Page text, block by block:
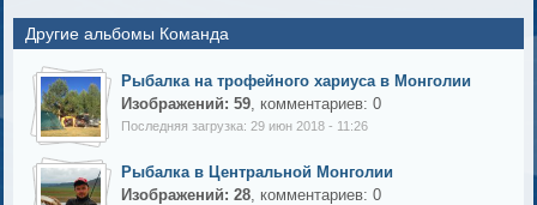
Другие альбомы Команда
Рыбалка на трофейного хариуса в Монголии
Изображений: 59, комментариев: 0
Последняя загрузка: 29 июн 2018 - 11:26
Рыбалка в Центральной Монголии
Изображений: 28, комментариев: 0